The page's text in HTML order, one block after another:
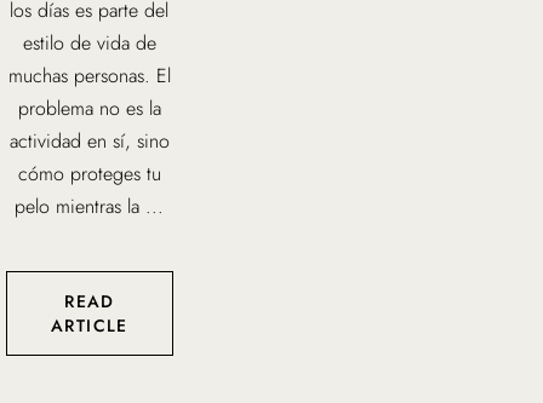
los días es parte del
estilo de vida de
muchas personas. El
problema no es la
actividad en sí, sino
cómo proteges tu
pelo mientras la ...
READ
ARTICLE